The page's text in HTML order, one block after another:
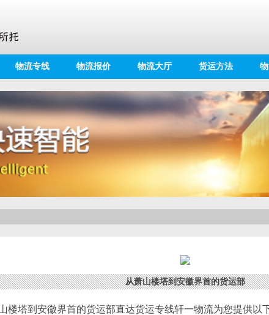
物流专线 物流报价 物流大厅 货运方法
从萧山楼塔到安徽界首的货运部
楼塔到安徽界首的货运部直达货运专线轩一物流为您提供以